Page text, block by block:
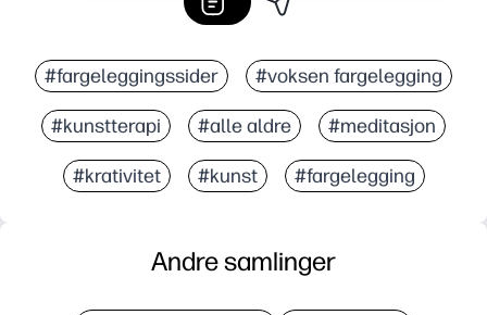
#fargeleggingssider #voksen fargelegging
#kunstterapi #alle aldre #meditasjon
#krativitet #kunst #fargelegging
Andre samlinger